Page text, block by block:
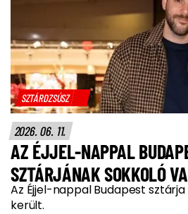
SZTÁRDZSÚSZ
2026. 06. 11.
AZ ÉJJEL-NAPPAL
SZTÁRJÁNAK SOKKOLÓ
Az Éjjel-nappal Budapest
került.